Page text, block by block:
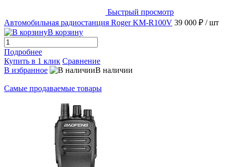
Быстрый просмотр
Автомобильная радиостанция Roger KM-R100V 39 000 ₽ / шт
В корзину
Подробнее
Купить в 1 клик Сравнение
В избранное
В наличии
Самые продаваемые товары